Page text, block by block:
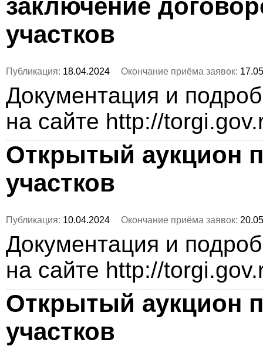
заключение
участков
Публикация: 18.04.2024 Окончание приёма заявок:
Документация и
на сайте http://
Открытый аукцион
участков
Публикация: 10.04.2024 Окончание приёма заявок:
Документация и
на сайте http://
Открытый аукцион
участков